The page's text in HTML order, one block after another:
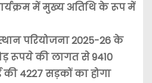
में मुख्य अतिथि के रूप में
परियोजना 2025-26 के
रूपये की लागत से 9410
4227 सड़कों का होगा